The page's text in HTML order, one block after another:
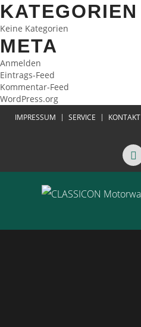
KATEGORIEN
Keine Kategorien
META
Anmelden
Eintrags-Feed
Kommentar-Feed
WordPress.org
IMPRESSUM SERVICE KONTAKT